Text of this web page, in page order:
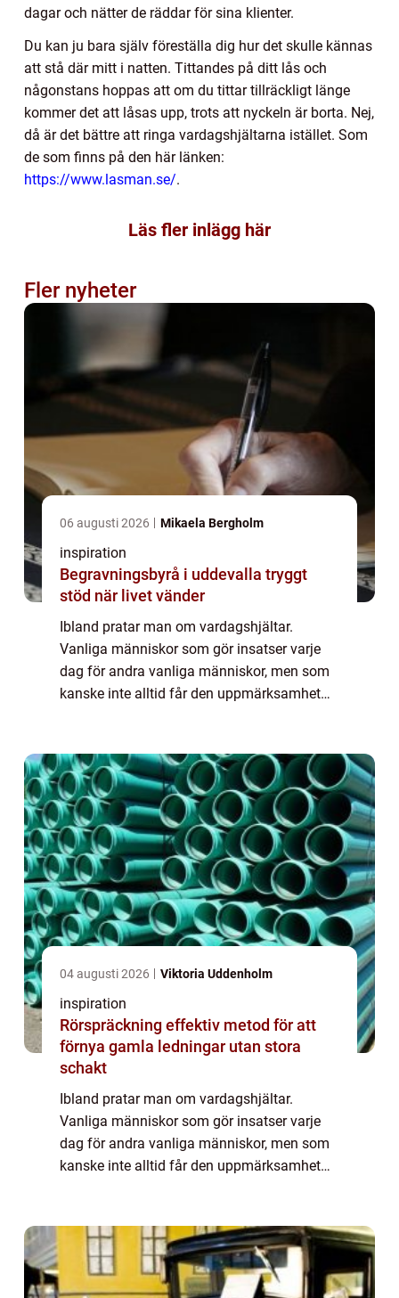
dagar och nätter de räddar för sina klienter.
Du kan ju bara själv föreställa dig hur det skulle kännas
att stå där mitt i natten. Tittandes på ditt lås och
någonstans hoppas att om du tittar tillräckligt länge
kommer det att låsas upp, trots att nyckeln är borta. Nej,
då är det bättre att ringa vardagshjältarna istället. Som
de som finns på den här länken:
https://www.lasman.se/.
Läs fler inlägg här
Fler nyheter
06 augusti 2026 Mikaela Bergholm
inspiration
Begravningsbyrå i uddevalla tryggt
stöd när livet vänder
Ibland pratar man om vardagshjältar.
Vanliga människor som gör insatser varje
dag för andra vanliga människor, men som
kanske inte alltid får den uppmärksamhet
finnas d...
04 augusti 2026 Viktoria Uddenholm
inspiration
Rörspräckning effektiv metod för att
förnya gamla ledningar utan stora
schakt
Ibland pratar man om vardagshjältar.
Vanliga människor som gör insatser varje
dag för andra vanliga människor, men som
kanske inte alltid får den uppmärksamhet
finnas d...